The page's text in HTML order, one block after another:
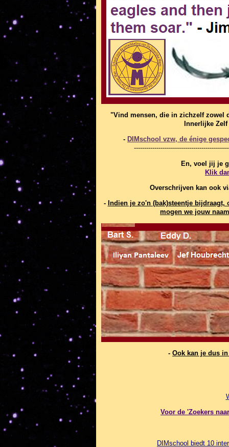
"Vind mensen, die in zichzelf zowel
Innerlijke
- DIMschool vzw, de énige
En, voel jij je
Klik
Overschrijven kan ook
- Indien je zo'n (bak)steentje bijdraagt,
mogen we jouw
- Ook kan je dus
Voor de 'Zoekers
DIMschool biedt 10